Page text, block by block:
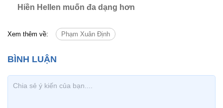
Hiền Hellen muốn đa dạng hơn
Xem thêm về: Phạm Xuân Định